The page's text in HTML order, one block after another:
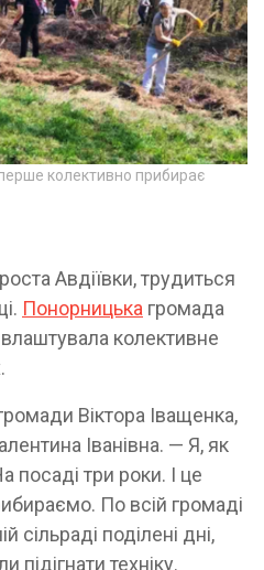
колективно прибирає
Авдіївки, трудиться
Понорницька громада
колективне
Віктора Іващенка,
Іванівна. — Я, як
посаді три роки. І це
По всій громаді
поділені дні,
техніку.